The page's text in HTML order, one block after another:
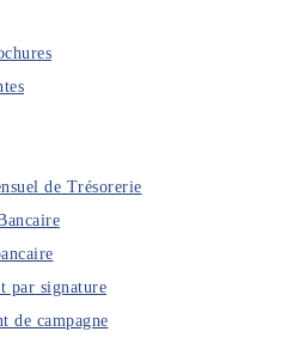
de Trésorerie
par signature
de campagne